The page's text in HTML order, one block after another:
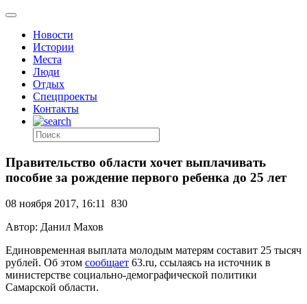
Новости
Истории
Места
Люди
Отдых
Спецпроекты
Контакты
Правительство области хочет выплачивать
пособие за рождение первого ребенка до 25 лет
08 ноября 2017, 16:11 830
Автор: Данил Махов
Единовременная выплата молодым матерям составит 25 тысяч
рублей. Об этом сообщает 63.ru, ссылаясь на источник в
министерстве социально-демографической политики
Самарской области.